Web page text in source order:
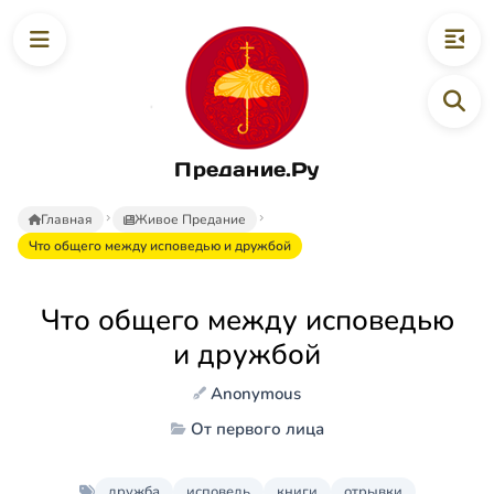
Предание.Ру
Главная
Живое Предание
Что общего между исповедью и дружбой
Что общего между исповедью
и дружбой
Anonymous
От первого лица